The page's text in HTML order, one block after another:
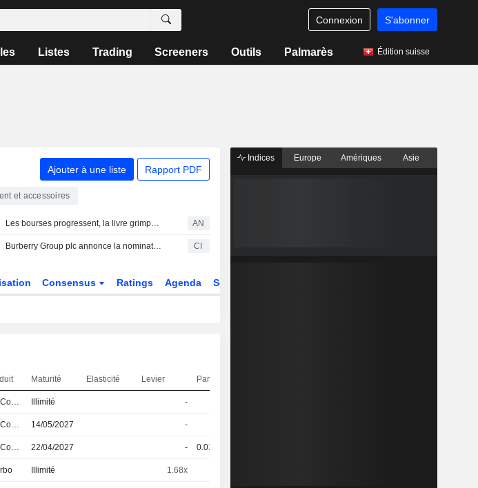
Connexion S'abonner
Listes Trading Screeners Outils Palmarès Édition suisse
Ajouter à une liste Rapport PDF
et accessoires
Les bourses progressent, la livre grimpe après la baisse surprise de l'emploi aux États-Unis AN
Burberry Group plc annonce la nomination d'Alexander Lacik au conseil d'administration en tant qu'administrateur non exécutif indépendant et membre du comité des nominations, avec effet au 1er septembre 2026 CI
Consensus Ratings Agenda Secteur
Maturité Elasticité Levier Parité
Obligations Convertibles Illimité -
Obligations Convertibles 14/05/2027 -
Obligations Convertibles 22/04/2027 - 0.012
Illimité 1.68x
Indices Europe Amériques Asie